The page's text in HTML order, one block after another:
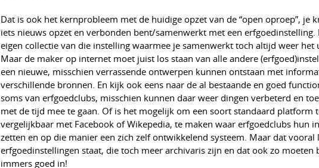
Dat is ook het kernprobleem met de huidige opzet van de “open oproep”, je
iets nieuws opzet en verbonden bent/samenwerkt met een erfgoedinstelling.
eigen collectie van die instelling waarmee je samenwerkt toch altijd weer het
Maar de maker op internet moet juist los staan van alle andere
een nieuwe, misschien verrassende ontwerpen kunnen ontstaan met
verschillende bronnen. En kijk ook eens naar de al bestaande en goed
soms van erfgoedclubs, misschien kunnen daar weer dingen verbeterd en
met de tijd mee te gaan. Of is het mogelijk om een soort standaard platform
vergelijkbaar met Facebook of Wikepedia, te maken waar erfgoedclubs hun
zetten en op die manier een zich zelf ontwikkelend systeem. Maar dat vooral
erfgoedinstellingen staat, die toch meer archivaris zijn en dat ook zo moeten
immers goed in!